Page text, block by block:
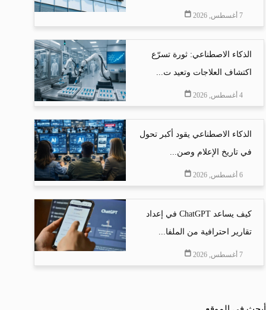
7 أغسطس, 2026
الذكاء الاصطناعي: ثورة تسرّع
اكتشاف العلاجات وتعيد ت...
4 أغسطس, 2026
الذكاء الاصطناعي يقود أكبر تحول
في تاريخ الإعلام وصن...
6 أغسطس, 2026
كيف يساعد ChatGPT في إعداد
تقارير احترافية من الملفا...
7 أغسطس, 2026